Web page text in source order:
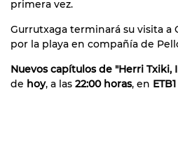
primera vez.
Gurrutxaga terminará su visita a
por la playa en compañía de
Nuevos capítulos de "Herri Txiki,
de hoy, a las 22:00 horas, en